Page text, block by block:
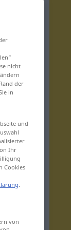
nicht
der
in
und
Ihr
Cookies
.
von